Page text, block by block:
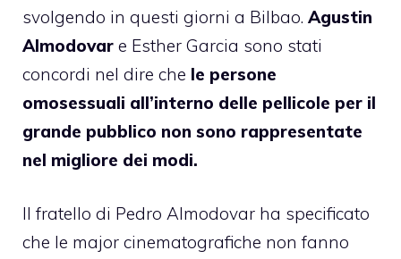
svolgendo in questi giorni a Bilbao. Agustin
Almodovar e Esther Garcia sono stati
concordi nel dire che le persone
omosessuali all’interno delle pellicole per il
grande pubblico non sono rappresentate
nel migliore dei modi.
Il fratello di Pedro Almodovar ha specificato
che le major cinematografiche non fanno